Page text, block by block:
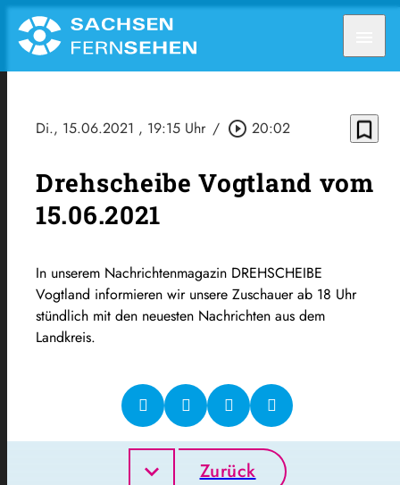
Di., 15.06.2021 , 19:15 Uhr / play_circle_outline 20:02 bookmark_border
Drehscheibe Vogtland vom
15.06.2021
In unserem Nachrichtenmagazin DREHSCHEIBE
Vogtland informieren wir unsere Zuschauer ab 18 Uhr
stündlich mit den neuesten Nachrichten aus dem
Landkreis.
Zurück